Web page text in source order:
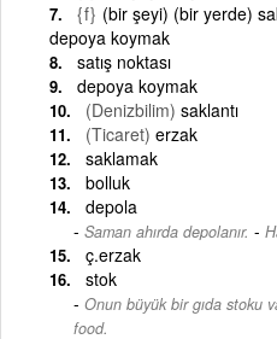
{f} (bir şeyi) (bir yerde)
depoya koymak
satış noktası
depoya koymak
(Denizbilim) saklantı
(Ticaret) erzak
saklamak
bolluk
depola
Saman ahırda depolanır. -
ç.erzak
stok
Onun büyük bir gıda stoku
food.